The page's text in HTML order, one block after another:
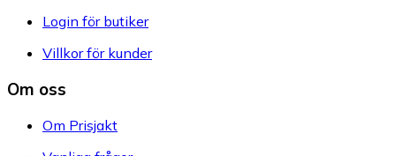
Login för butiker
Villkor för kunder
Om oss
Om Prisjakt